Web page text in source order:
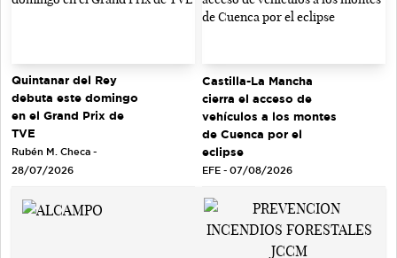
Quintanar del Rey
debuta este domingo
en el Grand Prix de
TVE
Rubén M. Checa -
28/07/2026
Castilla-La Mancha
cierra el acceso de
vehículos a los montes
de Cuenca por el
eclipse
EFE - 07/08/2026